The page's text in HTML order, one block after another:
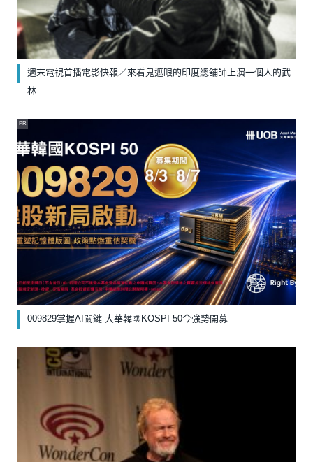
週末電視首播電影快報／來看鬼遮眼的印度總舖師上演一個人的武
林
009829掌握AI關鍵 大華韓國KOSPI 50今強勢開募
PR